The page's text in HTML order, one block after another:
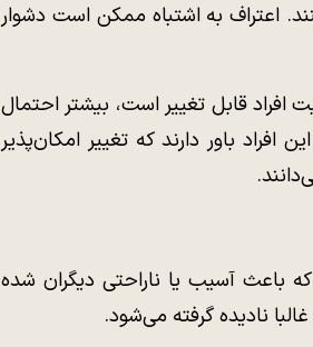
اعتراف به اشتباه ممکن است دشوار
قابل تغییر است، بیشتر احتمال
باور دارند که تغییر امکان‌پذیر
باعث آسیب یا ناراحتی دیگران شده
نادیده گرفته می‌شود.